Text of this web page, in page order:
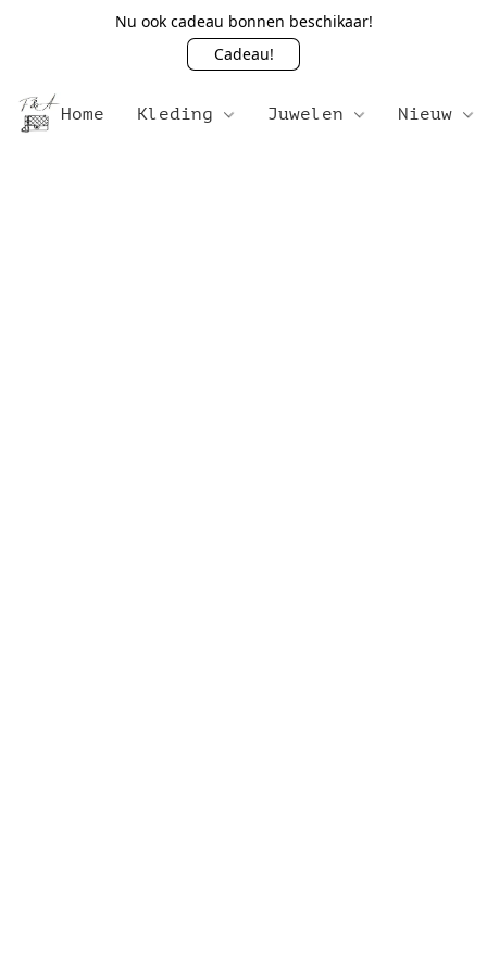
Nu ook cadeau bonnen beschikaar!
Cadeau!
Home Kleding Juwelen Nieuw